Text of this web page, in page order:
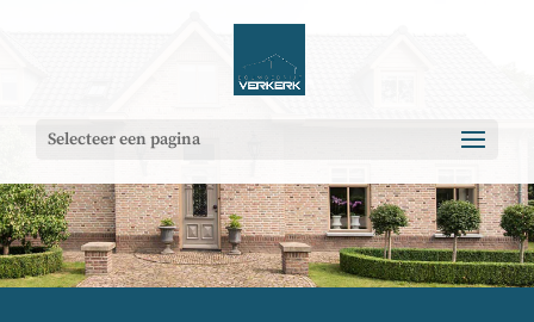
Selecteer een pagina